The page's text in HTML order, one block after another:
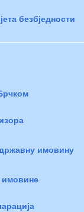
безбједности
имовину